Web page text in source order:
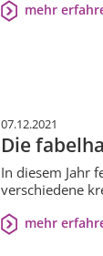
mehr
07.12.2021
Die
In diesem Jahr
verschiedene
mehr